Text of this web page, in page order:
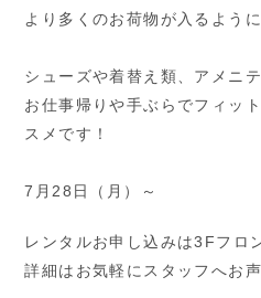
より多くのお荷物が入るよう
シューズや着替え類、アメニ
お仕事帰りや手ぶらでフィッ
スメです！
7月28日（月）～
レンタルお申し込みは3Fフロ
詳細はお気軽にスタッフへお